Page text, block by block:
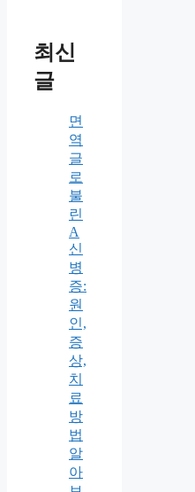
최신
글
면
역
글
로
불
린
A
신
병
증:
원
인,
증
상,
치
료
방
법
알
아